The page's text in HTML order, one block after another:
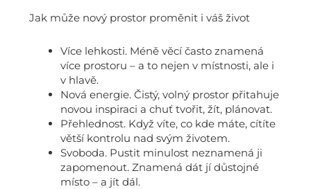
Jak může nový prostor proměnit i váš život
Více lehkosti. Méně věcí často znamená
více prostoru – a to nejen v místnosti, ale i
v hlavě.
Nová energie. Čistý, volný prostor přitahuje
novou inspiraci a chuť tvořit, žít, plánovat.
Přehlednost. Když víte, co kde máte, cítíte
větší kontrolu nad svým životem.
Svoboda. Pustit minulost neznamená ji
zapomenout. Znamená dát jí důstojné
místo – a jít dál.